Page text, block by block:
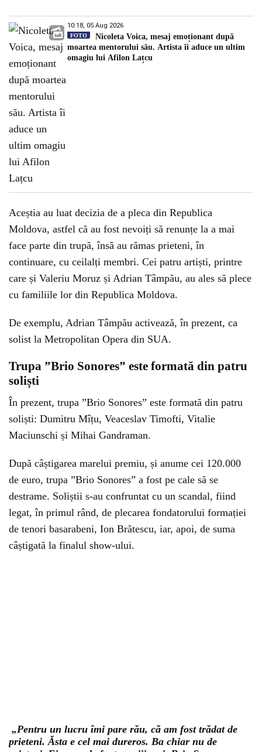
10:18, 05 Aug 2026
FOTO
Nicoleta Voica, mesaj emoționant după
moartea mentorului său. Artista îi aduce un ultim
omagiu lui Afilon Lațcu
Aceștia au luat decizia de a pleca din Republica
Moldova, astfel că au fost nevoiți să renunțe la a mai
face parte din trupă, însă au rămas prieteni, în
continuare, cu ceilalți membri. Cei patru artiști, printre
care și Valeriu Moruz și Adrian Tâmpău, au ales să plece
cu familiile lor din Republica Moldova.
De exemplu, Adrian Tâmpău activează, în prezent, ca
solist la Metropolitan Opera din SUA.
Trupa ”Brio Sonores” este formată din patru
soliști
În prezent, trupa ”Brio Sonores” este formată din patru
soliști: Dumitru Mîțu, Veaceslav Timofti, Vitalie
Maciunschi și Mihai Gandraman.
După câștigarea marelui premiu, și anume cei 120.000
de euro, trupa ”Brio Sonores” a fost pe cale să se
destrame. Soliștii s-au confruntat cu un scandal, fiind
legat, în primul rând, de plecarea fondatorului formației
de tenori basarabeni, Ion Brătescu, iar, apoi, de suma
câștigată la finalul show-ului.
„Pentru un lucru îmi pare rău, că am fost trădat de
prieteni. Ăsta e cel mai dureros. Ba chiar nu de